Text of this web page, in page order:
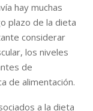
hay muchas
plazo de la dieta
considerar
los niveles
de
de alimentación.
a la dieta